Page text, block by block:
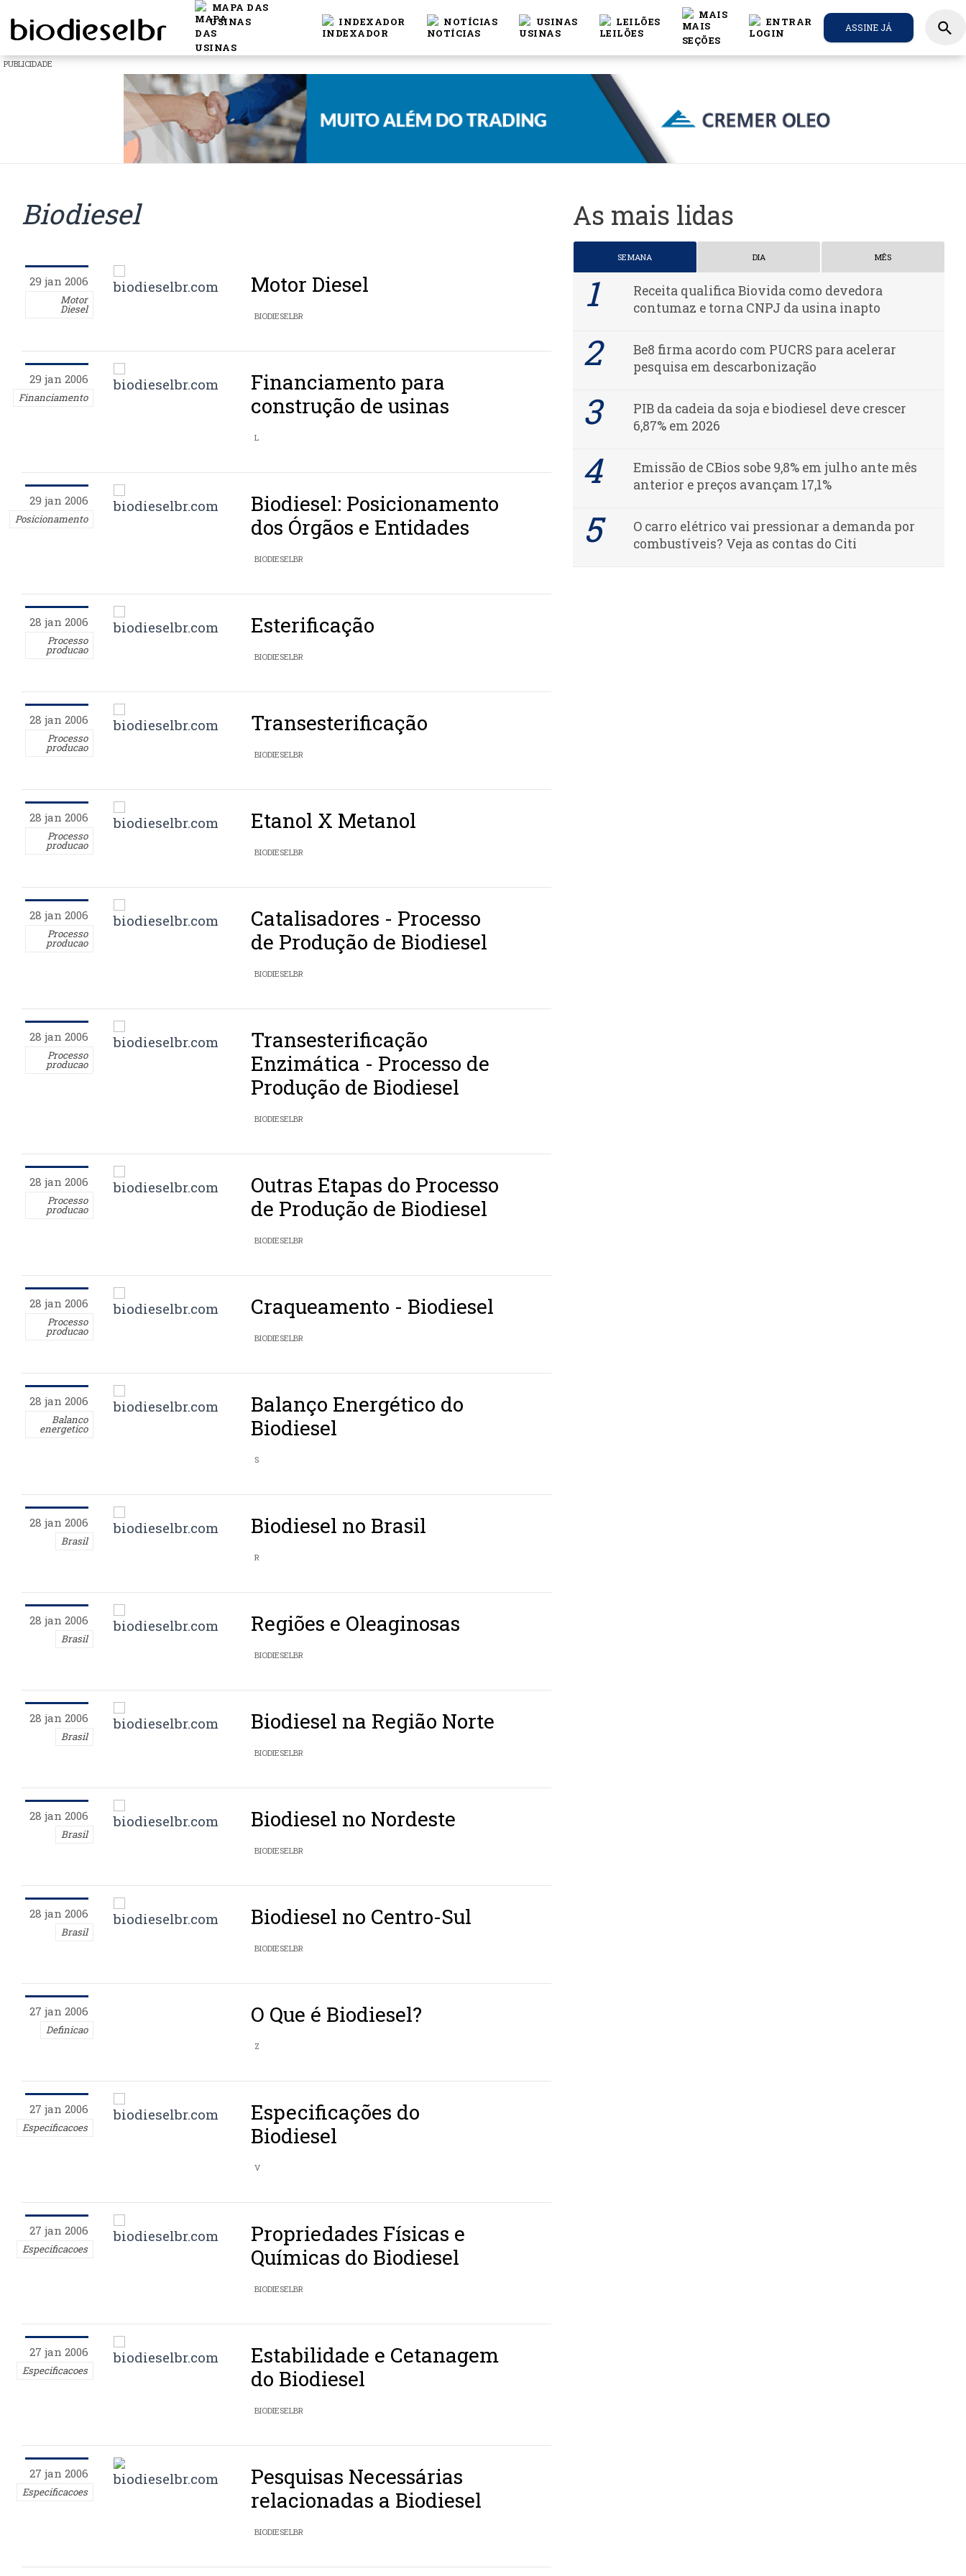
MAPA DAS
USINAS
INDEXADOR NOTÍCIAS USINAS LEILÕES
MAIS
ENTRAR ASSINE JÁ search
PUBLICIDADE
Biodiesel
29 jan 2006
Motor
Diesel
Motor Diesel
BIODIESELBR
29 jan 2006
Financiamento
Financiamento para
construção de usinas
L
29 jan 2006
Posicionamento
Biodiesel: Posicionamento
dos Órgãos e Entidades
BIODIESELBR
28 jan 2006
Processo
producao
Esterificação
BIODIESELBR
28 jan 2006
Processo
producao
Transesterificação
BIODIESELBR
28 jan 2006
Processo
producao
Etanol X Metanol
BIODIESELBR
28 jan 2006
Processo
producao
Catalisadores - Processo
de Produção de Biodiesel
BIODIESELBR
28 jan 2006
Processo
producao
Transesterificação
Enzimática - Processo de
Produção de Biodiesel
BIODIESELBR
28 jan 2006
Processo
producao
Outras Etapas do Processo
de Produção de Biodiesel
BIODIESELBR
28 jan 2006
Processo
producao
Craqueamento - Biodiesel
BIODIESELBR
28 jan 2006
Balanco
energetico
Balanço Energético do
Biodiesel
S
28 jan 2006
Brasil
Biodiesel no Brasil
R
28 jan 2006
Brasil
Regiões e Oleaginosas
BIODIESELBR
28 jan 2006
Brasil
Biodiesel na Região Norte
BIODIESELBR
28 jan 2006
Brasil
Biodiesel no Nordeste
BIODIESELBR
28 jan 2006
Brasil
Biodiesel no Centro-Sul
BIODIESELBR
27 jan 2006
Definicao
O Que é Biodiesel?
Z
27 jan 2006
Especificacoes
Especificações do
Biodiesel
V
27 jan 2006
Especificacoes
Propriedades Físicas e
Químicas do Biodiesel
BIODIESELBR
27 jan 2006
Especificacoes
Estabilidade e Cetanagem
do Biodiesel
BIODIESELBR
27 jan 2006
Especificacoes
Pesquisas Necessárias
relacionadas a Biodiesel
BIODIESELBR
As mais lidas
SEMANA DIA MÊS
Receita qualifica Biovida como devedora
contumaz e torna CNPJ da usina inapto
Be8 firma acordo com PUCRS para acelerar
pesquisa em descarbonização
PIB da cadeia da soja e biodiesel deve crescer
6,87% em 2026
Emissão de CBios sobe 9,8% em julho ante mês
anterior e preços avançam 17,1%
O carro elétrico vai pressionar a demanda por
combustíveis? Veja as contas do Citi